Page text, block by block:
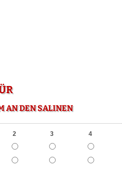
AN DEN SALINEN
2 3
4